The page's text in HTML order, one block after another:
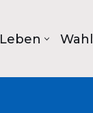
Leben